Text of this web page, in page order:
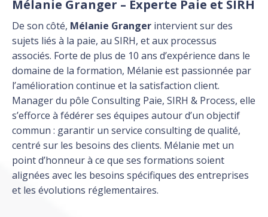
Mélanie Granger – Experte Paie et SIRH
De son côté, Mélanie Granger intervient sur des
sujets liés à la paie, au SIRH, et aux processus
associés. Forte de plus de 10 ans d’expérience dans le
domaine de la formation, Mélanie est passionnée par
l’amélioration continue et la satisfaction client.
Manager du pôle Consulting Paie, SIRH & Process, elle
s’efforce à fédérer ses équipes autour d’un objectif
commun : garantir un service consulting de qualité,
centré sur les besoins des clients. Mélanie met un
point d’honneur à ce que ses formations soient
alignées avec les besoins spécifiques des entreprises
et les évolutions réglementaires.